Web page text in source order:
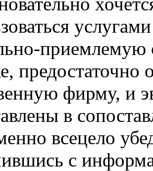
приемлемую
фирму, и
в
всецело
с